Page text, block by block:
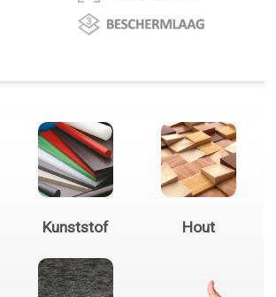
Kunststof Hout